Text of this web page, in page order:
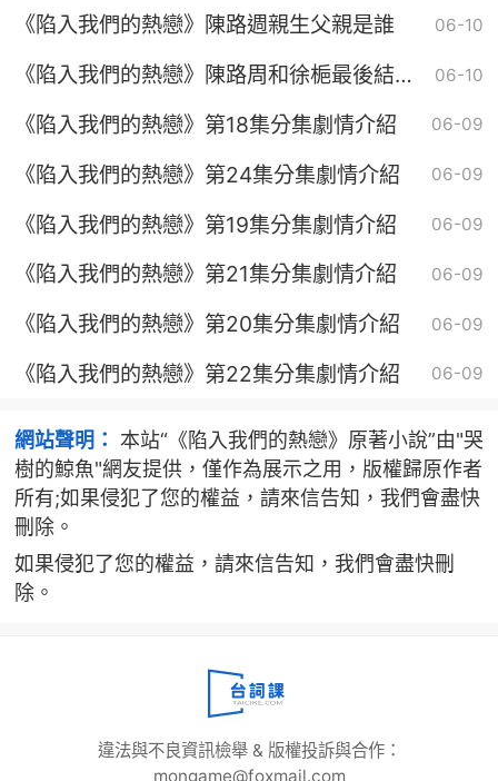
《陷入我們的熱戀》陳路週親生父親是誰 06-10
《陷入我們的熱戀》陳路周和徐梔最後結婚
06-10
《陷入我們的熱戀》第18集分集劇情介紹 06-09
《陷入我們的熱戀》第24集分集劇情介紹 06-09
《陷入我們的熱戀》第19集分集劇情介紹 06-09
《陷入我們的熱戀》第21集分集劇情介紹 06-09
《陷入我們的熱戀》第20集分集劇情介紹 06-09
《陷入我們的熱戀》第22集分集劇情介紹 06-09
網站聲明： 本站“《陷入我們的熱戀》原著小說”由"哭
樹的鯨魚"網友提供，僅作為展示之用，版權歸原作者
所有;如果侵犯了您的權益，請來信告知，我們會盡快
刪除。
如果侵犯了您的權益，請來信告知，我們會盡快刪
除。
違法與不良資訊檢舉 & 版權投訴與合作：
mongame@foxmail.com